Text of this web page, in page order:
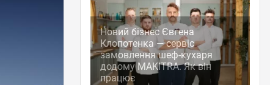
Новий бізнес Євгена
Клопотенка — сервіс
замовлення шеф-кухаря
додому MAKITRA. Як він
працює